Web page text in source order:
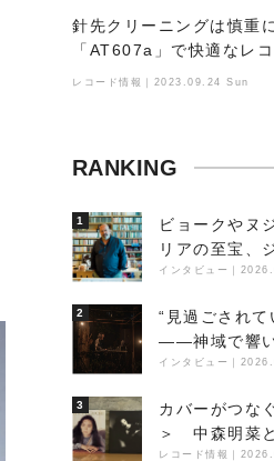
針先クリーニングは慎重
「AT607a」で快適なレ
レコード情報｜2023.09.24 Sun
RANKING
1
ビョークやヌ
リアの至宝、
ビエントの巨
景
インタビュー
2
“見過ごされて
――神域で響い
丁の『赤城 夜
インタビュー
3
カバーがつな
＞ 中森明菜
レコード情報